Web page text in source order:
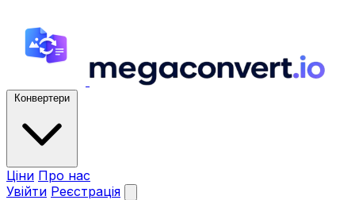
Конвертери
Ціни Про нас
Увійти Реєстрація